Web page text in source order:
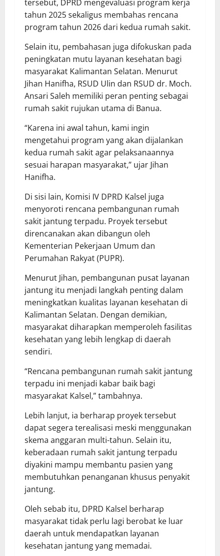
tersebut, DPRD mengevaluasi program kerja
tahun 2025 sekaligus membahas rencana
program tahun 2026 dari kedua rumah sakit.
Selain itu, pembahasan juga difokuskan pada
peningkatan mutu layanan kesehatan bagi
masyarakat Kalimantan Selatan. Menurut
Jihan Hanifha, RSUD Ulin dan RSUD dr. Moch.
Ansari Saleh memiliki peran penting sebagai
rumah sakit rujukan utama di Banua.
“Karena ini awal tahun, kami ingin
mengetahui program yang akan dijalankan
kedua rumah sakit agar pelaksanaannya
sesuai harapan masyarakat,” ujar Jihan
Hanifha.
Di sisi lain, Komisi IV DPRD Kalsel juga
menyoroti rencana pembangunan rumah
sakit jantung terpadu. Proyek tersebut
direncanakan akan dibangun oleh
Kementerian Pekerjaan Umum dan
Perumahan Rakyat (PUPR).
Menurut Jihan, pembangunan pusat layanan
jantung itu menjadi langkah penting dalam
meningkatkan kualitas layanan kesehatan di
Kalimantan Selatan. Dengan demikian,
masyarakat diharapkan memperoleh fasilitas
kesehatan yang lebih lengkap di daerah
sendiri.
“Rencana pembangunan rumah sakit jantung
terpadu ini menjadi kabar baik bagi
masyarakat Kalsel,” tambahnya.
Lebih lanjut, ia berharap proyek tersebut
dapat segera terealisasi meski menggunakan
skema anggaran multi-tahun. Selain itu,
keberadaan rumah sakit jantung terpadu
diyakini mampu membantu pasien yang
membutuhkan penanganan khusus penyakit
jantung.
Oleh sebab itu, DPRD Kalsel berharap
masyarakat tidak perlu lagi berobat ke luar
daerah untuk mendapatkan layanan
kesehatan jantung yang memadai.